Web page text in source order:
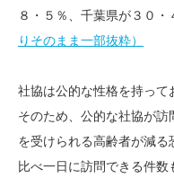
８・５％、千葉県が３０・
りそのまま一部抜粋）
社協は公的な性格を持って
そのため、公的な社協が
を受けられる高齢者が減る
比べ一日に訪問できる件